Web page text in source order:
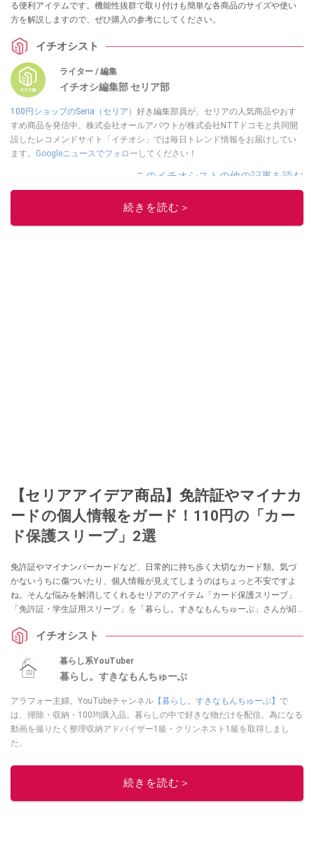
る便利アイテムです。機能性抜群で取り付けも簡単な各商品のサイズや使い
方を解説しますので、ぜひ購入の参考にしてください。
イチオシスト
ライター / 編集
イチオシ編集部 セリア部
100円ショップのSeria（セリア） 好き編集部員が、セリアの人気商品やおす
すめ商品を発信中。株式会社オールアバウトが株式会社NTTドコモと共同開
設したレコメンドサイト「イチオシ」では毎日トレンド情報をお届けしてい
ます。 Googleニュースでフォロー してください！
このイチオシストの他の記事を読む
続きを読む＞
【セリアアイデア商品】免許証やマイナカ
ードの個人情報をガード！110円の「カー
ド保護スリーブ」2選
免許証やマイナンバーカードなど、日常的に持ち歩く大切なカード類。気づ
かないうちに傷ついたり、個人情報が見えてしまうのはちょっと不安ですよ
ね。そんな悩みを解消してくれるセリアのアイテム「カード保護スリーブ」
「免許証・学生証用スリーブ」を「暮らし。すきなもんちゅーぶ」さんが紹
で、ぜひチェックしてみてくださいね。
イチオシスト
暮らし系YouTuber
暮らし。すきなもんちゅーぶ
アラフォー主婦。YouTubeチャンネル 【暮らし。すきなもんちゅーぶ】 で
は、掃除・収納・100均購入品。暮らしの中で好きな物だけを配信。為になる
動画を撮りたく整理収納アドバイザー1級・クリンネスト1級を取得しまし
た。
このイチオシストの他の記事を読む
続きを読む＞